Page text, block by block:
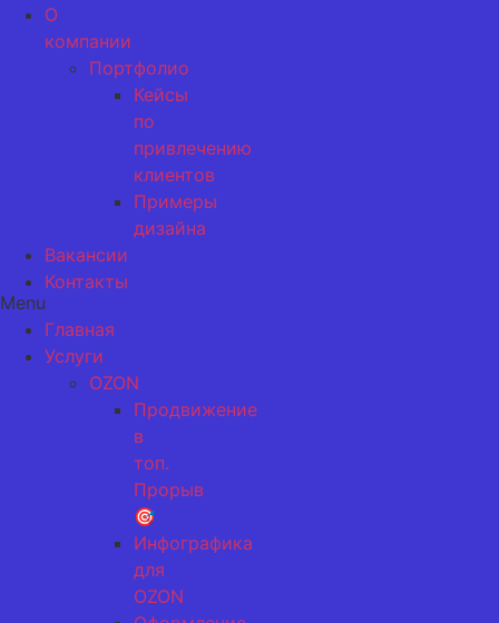
О
компании
Портфолио
Кейсы
по
привлечению
клиентов
Примеры
дизайна
Вакансии
Контакты
Menu
Главная
Услуги
OZON
Продвижение
в
топ.
Прорыв
🎯
Инфографика
для
OZON